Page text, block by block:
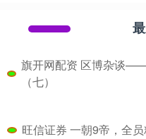
旗开网配资 区博杂谈
（七）
旺信证券 一朝9帝，全